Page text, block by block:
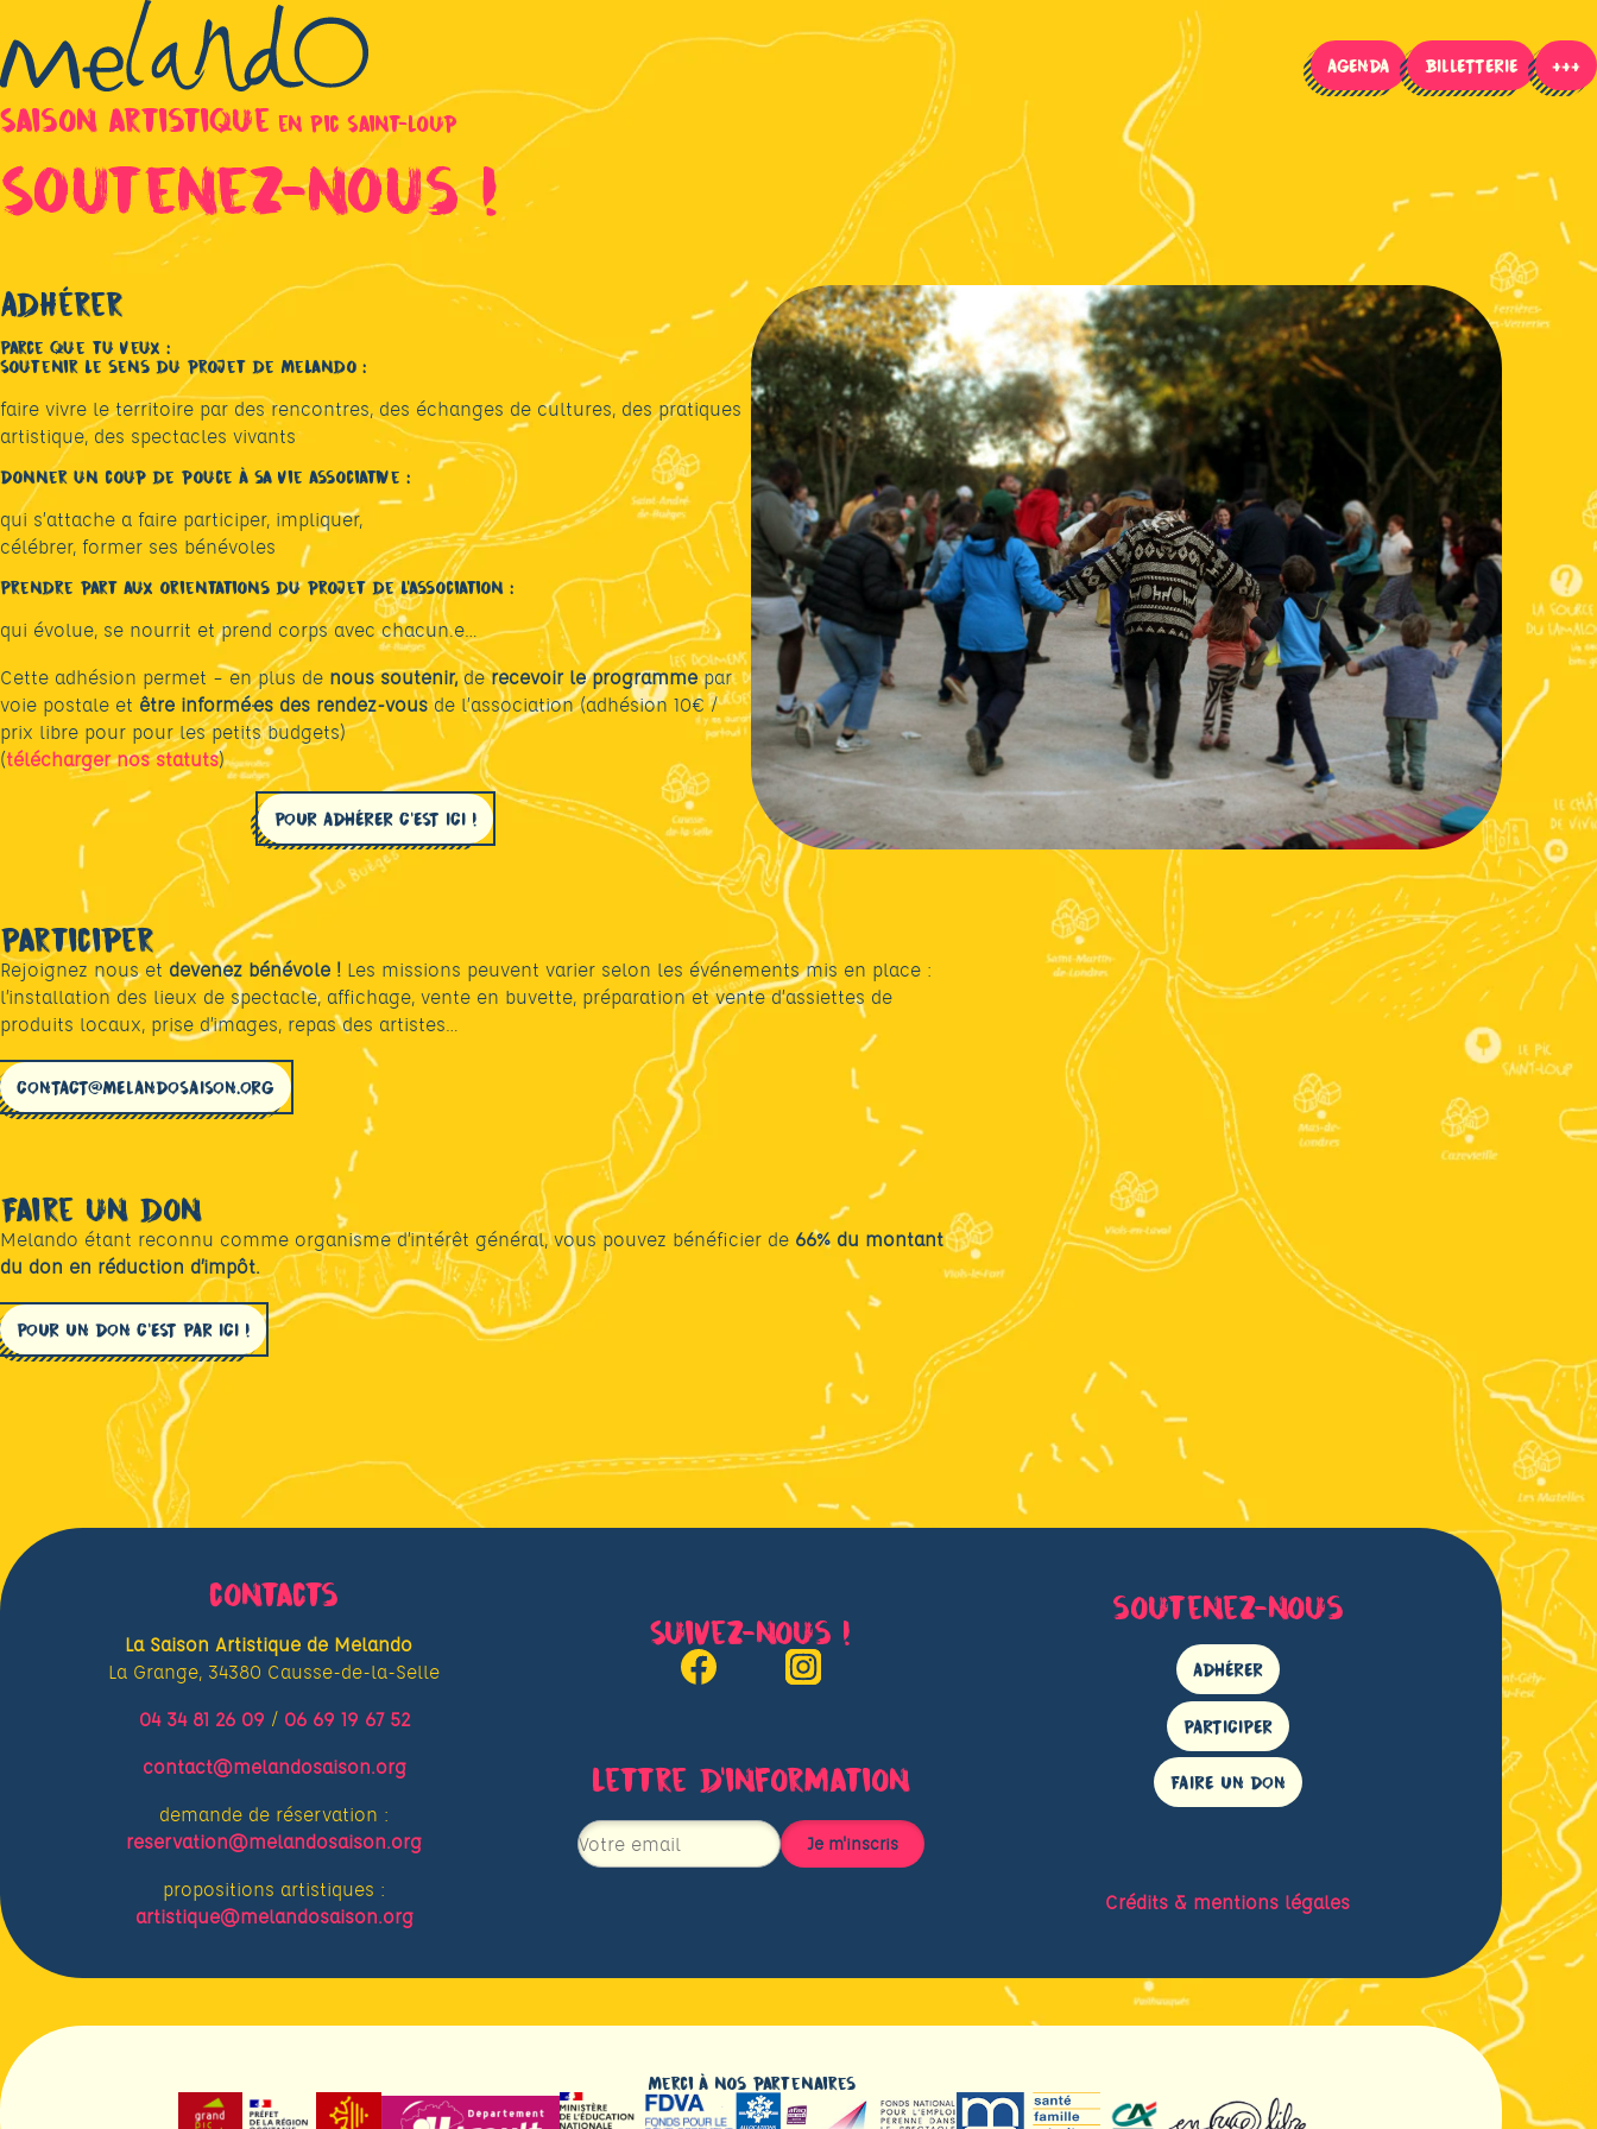
Saison artistique en Pic Saint-Loup
AGENDA BILLETTERIE +++
Soutenez-nous !
Adhérer
Parce que tu veux :
Soutenir le sens du projet de Melando :
faire vivre le territoire par des rencontres, des échanges de cultures, des pratiques
artistique, des spectacles vivants
Donner un coup de pouce à sa vie associative :
qui s’attache a faire participer, impliquer,
célébrer, former ses bénévoles
Prendre part aux orientations du projet de l’association :
qui évolue, se nourrit et prend corps avec chacun.e…
Cette adhésion permet – en plus de nous soutenir,derecevoir le programmepar
voie postale et être informé·es des rendez-vousde l’association (adhésion 10€ /
prix libre pour pour les petits budgets)
(télécharger nos statuts)
POUR ADHÉRER C’EST ICI !
Participer
Rejoignez nous et devenez bénévole ! Les missions peuvent varier selon les événements mis en place :
l’installation des lieux de spectacle, affichage, vente en buvette, préparation et vente d’assiettes de
produits locaux, prise d’images, repas des artistes…
CONTACT@MELANDOSAISON.ORG
Faire un don
Melando étant reconnu comme organisme d’intérêt général, vous pouvez bénéficier de 66% du montant
du don en réduction d’impôt.
POUR UN DON C’EST PAR ICI !
contacts
La Saison Artistique de Melando
La Grange, 34380 Causse-de-la-Selle
04 34 81 26 09 / 06 69 19 67 52
contact@melandosaison.org
demande de réservation :
reservation@melandosaison.org
propositions artistiques :
artistique@melandosaison.org
Suivez-nous !
Lettre d’information
soutenez-nous
ADHÉRER
PARTICIPER
FAIRE UN DON
Crédits & mentions légales
Merci à nos partenaires